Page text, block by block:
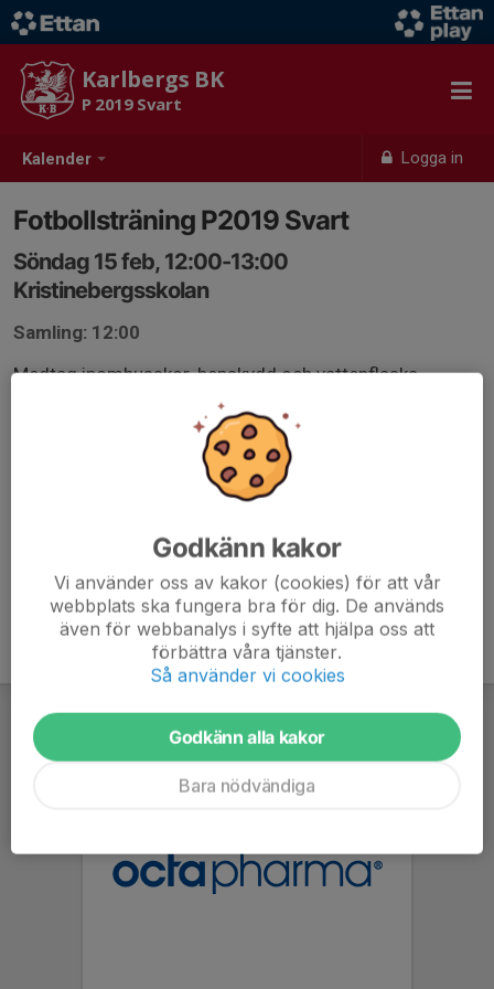
Kalender Logga in
Karlbergs BK
P 2019 Svart
Fotbollsträning P2019 Svart
Söndag 15 feb, 12:00-13:00
Kristinebergsskolan
Samling: 12:00
Medtag inomhusskor, benskydd och vattenflaska.
Tofs/hårband rekommenderas till de med långt hår!
Godkänn kakor
Vi använder oss av kakor (cookies) för att vår
webbplats ska fungera bra för dig. De används
även för webbanalys i syfte att hjälpa oss att
förbättra våra tjänster.
Så använder vi cookies
Godkänn alla kakor
Bara nödvändiga